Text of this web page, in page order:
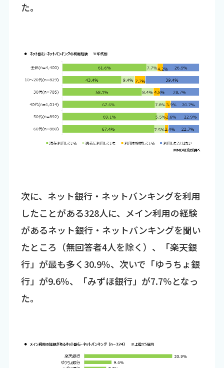
た。
次に、ネット銀行・ネットバンキングを利用
したことがある328人に、メイン利用の経験
があるネット銀行・ネットバンキングを聞い
たところ（無回答者4人を除く）、「楽天銀
行」が最も多く30.9％、次いで「ゆうちょ銀
行」が9.6％、「みずほ銀行」が7.7％となっ
た。